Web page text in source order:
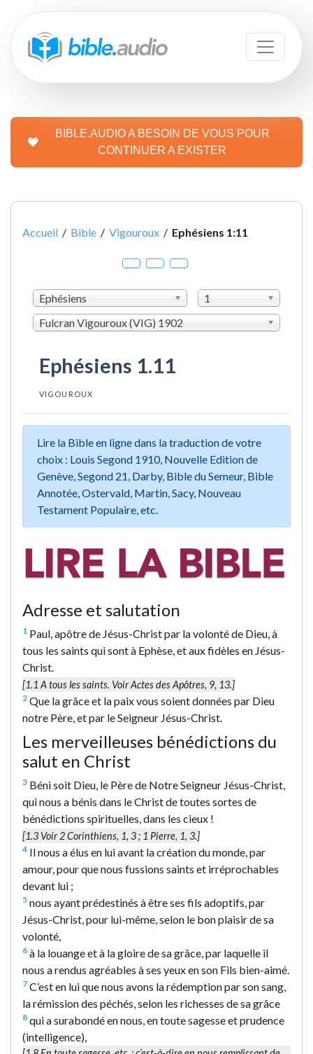
BIBLE.AUDIO A BESOIN DE VOUS POUR
CONTINUER A EXISTER
Accueil / Bible / Vigouroux / Ephésiens 1:11
Ephésiens
1
Fulcran Vigouroux (VIG) 1902
Ephésiens 1.11
VIGOUROUX
Lire la Bible en ligne dans la traduction de votre
choix : Louis Segond 1910, Nouvelle Edition de
Genève, Segond 21, Darby, Bible du Semeur, Bible
Annotée, Ostervald, Martin, Sacy, Nouveau
Testament Populaire, etc.
Adresse et salutation
1 Paul, apôtre de Jésus-Christ par la volonté de Dieu, à
tous les saints qui sont à Ephèse, et aux fidèles en Jésus-
Christ.
[1.1 A tous les saints. Voir Actes des Apôtres, 9, 13.]
2 Que la grâce et la paix vous soient données par Dieu
notre Père, et par le Seigneur Jésus-Christ.
Les merveilleuses bénédictions du
salut en Christ
3 Béni soit Dieu, le Père de Notre Seigneur Jésus-Christ,
qui nous a bénis dans le Christ de toutes sortes de
bénédictions spirituelles, dans les cieux !
[1.3 Voir 2 Corinthiens, 1, 3 ; 1 Pierre, 1, 3.]
4 Il nous a élus en lui avant la création du monde, par
amour, pour que nous fussions saints et irréprochables
devant lui ;
5 nous ayant prédestinés à être ses fils adoptifs, par
Jésus-Christ, pour lui-même, selon le bon plaisir de sa
volonté,
6 à la louange et à la gloire de sa grâce, par laquelle il
nous a rendus agréables à ses yeux en son Fils bien-aimé.
7 C’est en lui que nous avons la rédemption par son sang,
la rémission des péchés, selon les richesses de sa grâce
8 qui a surabondé en nous, en toute sagesse et prudence
(intelligence),